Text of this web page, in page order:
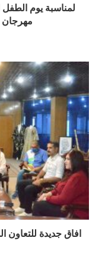
لمناسبة يوم الطفل
مهرجان
افاق جديدة للتعاون